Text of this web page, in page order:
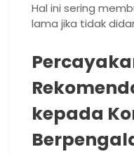
Hal ini sering
lama jika tidak
kepada